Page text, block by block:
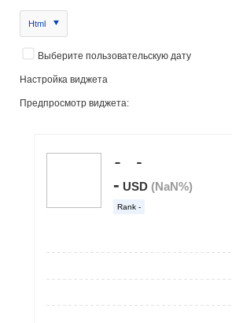
Html
Выберите пользовательскую дату
Настройка виджета
Предпросмотр виджета: